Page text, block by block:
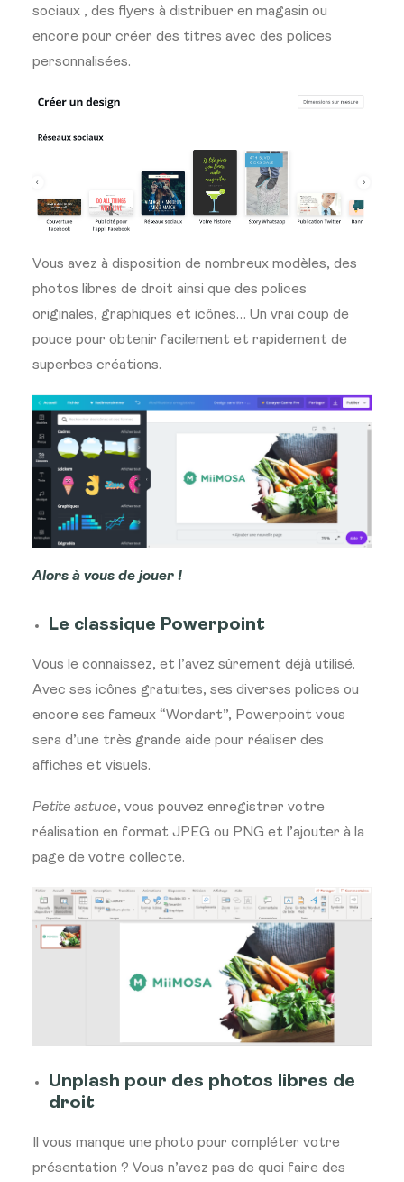
sociaux , des flyers à distribuer en magasin ou
encore pour créer des titres avec des polices
personnalisées.
Vous avez à disposition de nombreux modèles, des
photos libres de droit ainsi que des polices
originales, graphiques et icônes… Un vrai coup de
pouce pour obtenir facilement et rapidement de
superbes créations.
Alors à vous de jouer !
Le classique Powerpoint
Vous le connaissez, et l’avez sûrement déjà utilisé.
Avec ses icônes gratuites, ses diverses polices ou
encore ses fameux “Wordart”, Powerpoint vous
sera d’une très grande aide pour réaliser des
affiches et visuels.
Petite astuce, vous pouvez enregistrer votre
réalisation en format JPEG ou PNG et l’ajouter à la
page de votre collecte.
Unplash pour des photos libres de
droit
Il vous manque une photo pour compléter votre
présentation ? Vous n’avez pas de quoi faire des